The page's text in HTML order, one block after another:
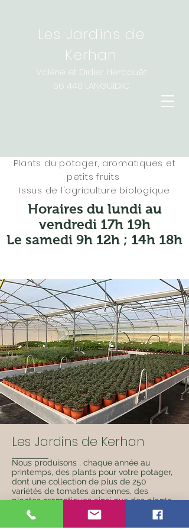
Les Jardins de
Kerhan
Valérie et Didier Hercouët
56 440 LANGUIDIC
Plants du potager, aromatiques et
petits fruits
Issus de l'agriculture biologique
Horaires du lundi au
vendredi 17h 19h
Le samedi 9h 12h ; 14h 18h
Les Jardins de Kerhan
Nous produisons , chaque année au
printemps, des plants pour votre potager,
dont une collection de plus de 250
variétés de tomates anciennes, des
plantes aromatiques ainsi que des plants
de petits fruits, en agriculture biologique.